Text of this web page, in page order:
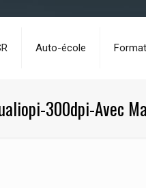
Auto-école
300dpi-Avec